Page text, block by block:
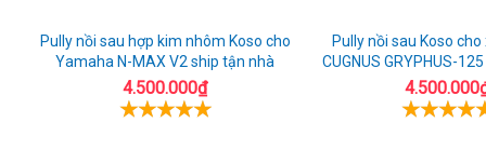
Pully nồi sau hợp kim nhôm Koso cho
Yamaha N-MAX V2 ship tận nhà
4.500.000₫
Pully nồi sau Koso
CUGNUS GRYPHUS-
sướng